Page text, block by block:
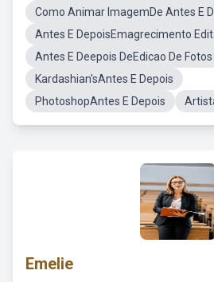
Como Animar ImagemDe Antes E
Antes E DepoisEmagrecimento
Antes E Deepois DeEdicao De Fotos
Kardashian'sAntes E Depois
PhotoshopAntes E Depois
Emelie